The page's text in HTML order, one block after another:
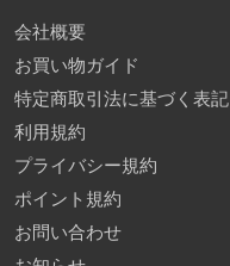
会社概要
お買い物ガイド
特定商取引法に基づく表記
利用規約
プライバシー規約
ポイント規約
お問い合わせ